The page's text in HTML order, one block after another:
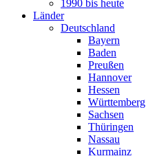
1990 bis heute
Länder
Deutschland
Bayern
Baden
Preußen
Hannover
Hessen
Württemberg
Sachsen
Thüringen
Nassau
Kurmainz